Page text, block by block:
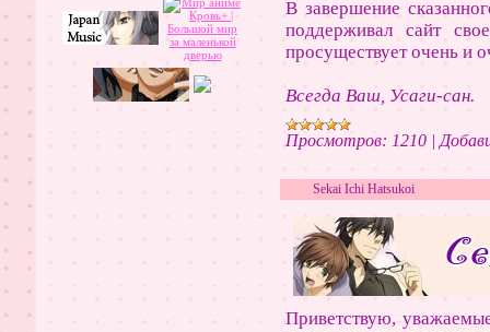
В завершение
поддерживал сайт
просуществует очень и
Всегда Ваш, Усаги-сан.
Просмотров: 1210 |
Sekai Ichi Hatsukoi
Приветствую,